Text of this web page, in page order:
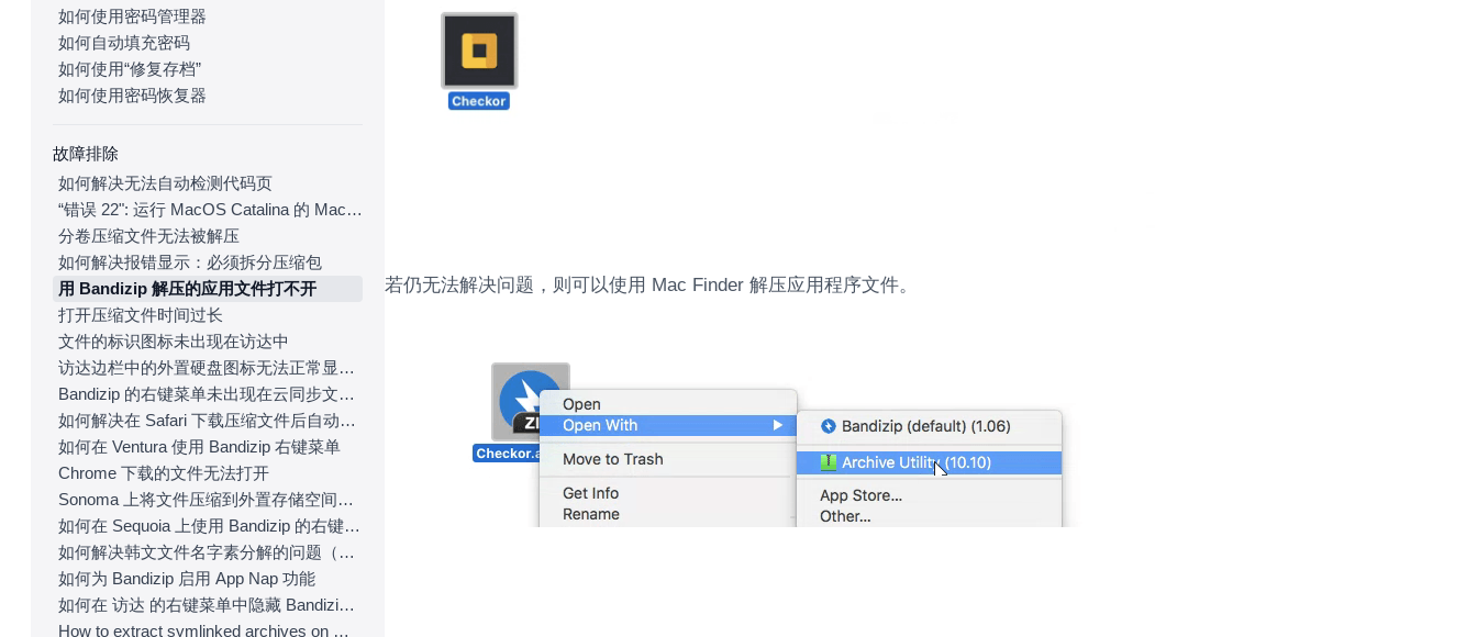
如何使用密码管理器
如何自动填充密码
如何使用“修复存档”
如何使用密码恢复器
故障排除
如何解决无法自动检测代码页
“错误 22": 运行 MacOS Catalina 的 Mac上，访达无法提取现有的 ZIP 压缩包。
分卷压缩文件无法被解压
如何解决报错显示：必须拆分压缩包
用 Bandizip 解压的应用文件打不开
打开压缩文件时间过长
文件的标识图标未出现在访达中
访达边栏中的外置硬盘图标无法正常显示。
Bandizip 的右键菜单未出现在云同步文件夹
如何解决在 Safari 下载压缩文件后自动解压的问题
如何在 Ventura 使用 Bandizip 右键菜单
Chrome 下载的文件无法打开
Sonoma 上将文件压缩到外置存储空间中却未出现
如何在 Sequoia 上使用 Bandizip 的右键菜单
如何解决韩文文件名字素分解的问题（Unicode 规范化、NFC/NFD）
如何为 Bandizip 启用 App Nap 功能
如何在 访达 的右键菜单中隐藏 Bandizip 的服务
How to extract symlinked archives on macOS
若仍无法解决问题，则可以使用 Mac Finder 解压应用程序文件。